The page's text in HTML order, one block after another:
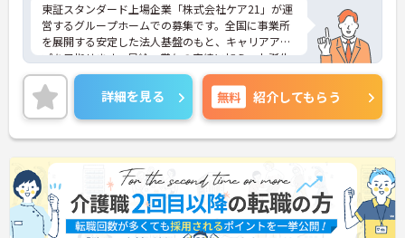
東証スタンダード上場企業「株式会社ケア21」が運
営するグループホームでの募集です。全国に事業所
を展開する安定した法人基盤のもと、キャリアアッ
プを目指せます。昇給・賞与の実績に加え、お誕生
日プレゼントや各種割引が利用できる組合制度な
ど、手厚い福利厚生も魅力。定年制を撤廃している
ため、腰を据えて長くご活躍いただけます。これま
での経験を活かして施設運営や人材育成に挑戦した
い方、チームで何かを創り上げるのが好きな方にお
すすめです。ご興味のある方は詳細等をお伝えしま
すので、お気軽にお問い合わせください。
詳細を見る 無料 紹介してもらう